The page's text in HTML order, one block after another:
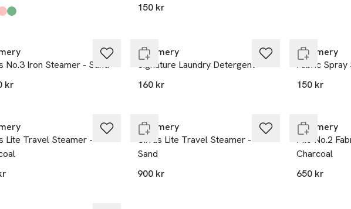
finns i färgerna:
150 kr
No.3 Iron Steamer - Sand
kr
Steamery
Signature Laundry Detergent
160 kr
Steamery
Fabric
150 kr
Lite Travel Steamer -
Steamery
Cirrus Lite Travel Steamer -
Sand
900 kr
Steamery
Pilo No.2
Charcoal
650 kr